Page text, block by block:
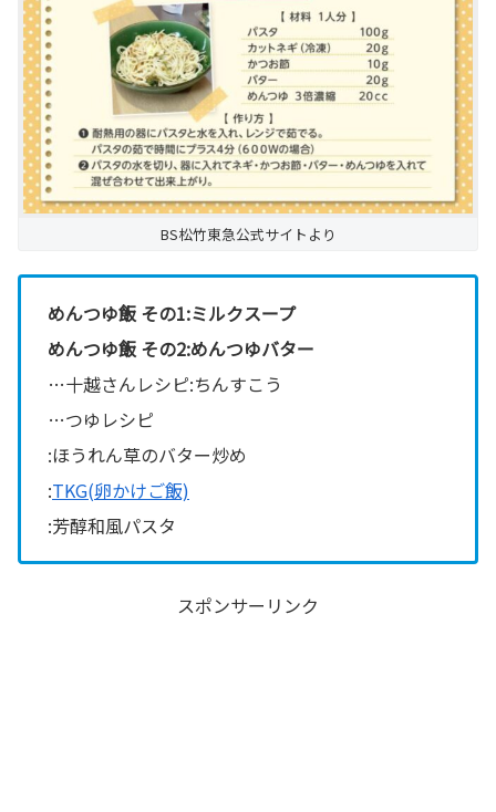
BS松竹東急公式サイトより
めんつゆ飯 その1:ミルクスープ
めんつゆ飯 その2:めんつゆバター
…十越さんレシピ:ちんすこう
…つゆレシピ
:ほうれん草のバター炒め
:TKG(卵かけご飯)
:芳醇和風パスタ
スポンサーリンク